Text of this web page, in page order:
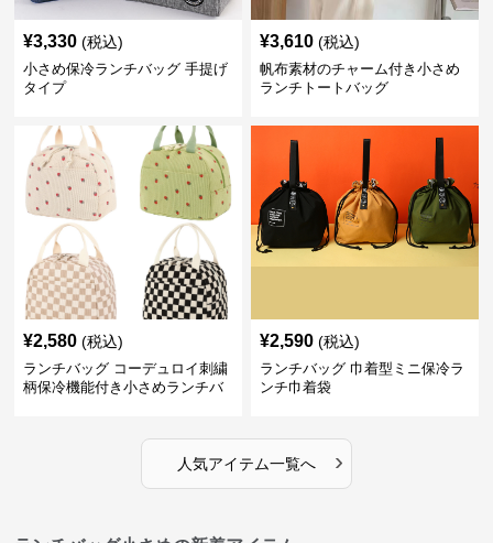
¥3,330 (税込)
小さめ保冷ランチバッグ 手提げ
タイプ
¥3,610 (税込)
帆布素材のチャーム付き小さめ
ランチトートバッグ
¥2,580 (税込)
ランチバッグ コーデュロイ刺繍
柄保冷機能付き小さめランチバ
¥2,590 (税込)
ランチバッグ 巾着型ミニ保冷ラ
ンチ巾着袋
人気アイテム一覧へ ›